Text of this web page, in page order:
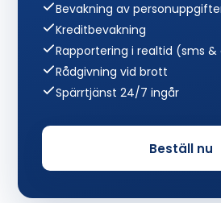
Bevakning av
Kreditbevakning
Rapportering i realtid (sms
Rådgivning vid brott
Spärrtjänst 24/7 ingår
Beställ nu